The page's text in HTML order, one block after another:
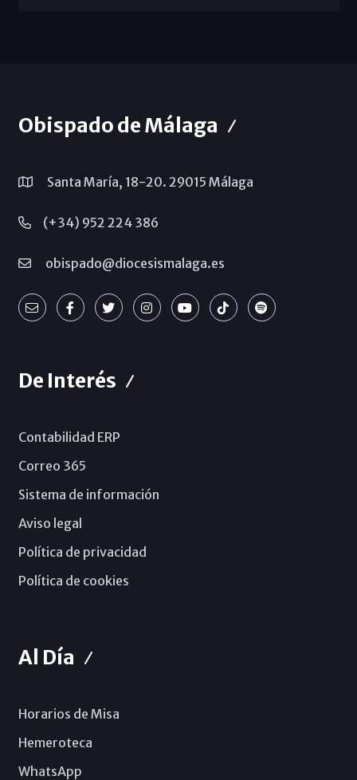
Obispado de Málaga
Santa María, 18-20. 29015 Málaga
(+34) 952 224 386
obispado@diocesismalaga.es
De Interés
Contabilidad ERP
Correo 365
Sistema de información
Aviso legal
Política de privacidad
Política de cookies
Al Día
Horarios de Misa
Hemeroteca
WhatsApp